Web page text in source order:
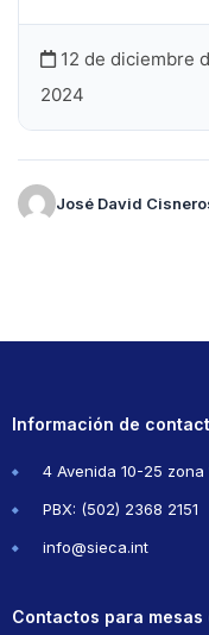
12 de diciembre
2024
José David
Información de
4 Avenida 10-25
PBX: (502) 2368 2151
info@sieca.int
Contactos para